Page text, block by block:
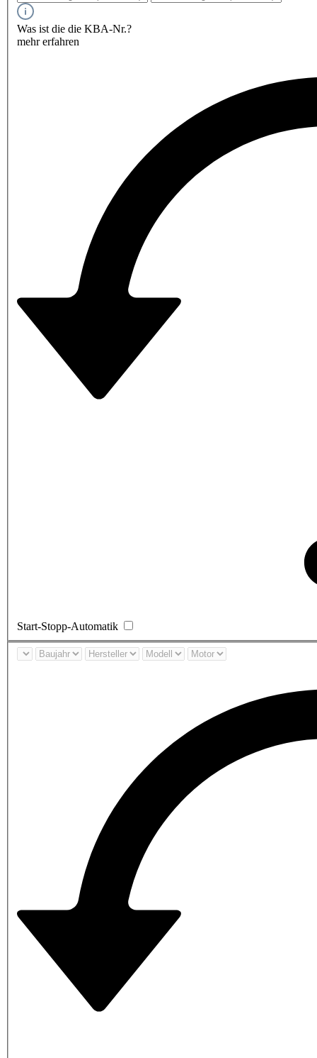
Was ist die die KBA-Nr.?
mehr erfahren
Start-Stopp-Automatik